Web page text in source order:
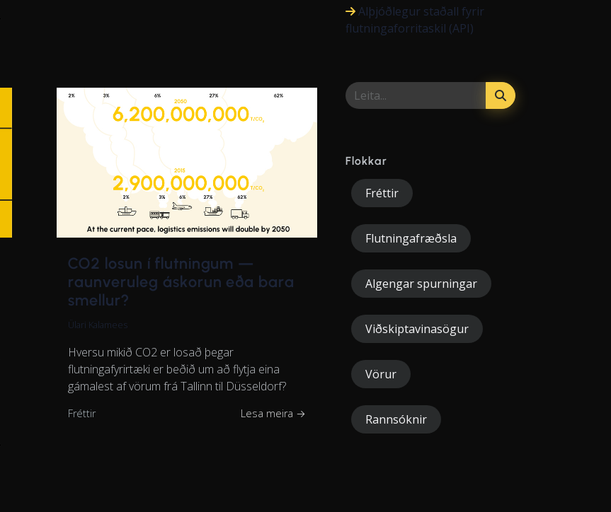
CO2 losun í flutningum —
raunveruleg áskorun eða bara
smellur?
Ülari Kalamees
Hversu mikið CO2 er losað þegar
flutningafyrirtæki er beðið um að flytja eina
gámalest af vörum frá Tallinn til Düsseldorf?
Fréttir Lesa meira →
Alþjóðlegur staðall fyrir
flutningaforritaskil (API)
Flokkar
Fréttir
Flutningafræðsla
Algengar spurningar
Viðskiptavinasögur
Vörur
Rannsóknir